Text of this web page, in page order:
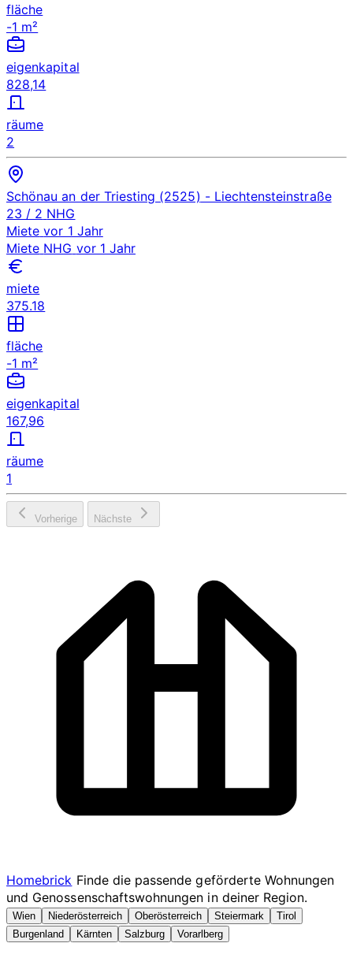
fläche
-1 m²
eigenkapital
828,14
räume
2
Schönau an der Triesting (2525) - Liechtensteinstraße
23 / 2 NHG
Miete vor 1 Jahr
Miete NHG vor 1 Jahr
miete
375.18
fläche
-1 m²
eigenkapital
167,96
räume
1
Vorherige Nächste
Homebrick Finde die passende geförderte Wohnungen
und Genossenschaftswohnungen in deiner Region.
Wien Niederösterreich Oberösterreich Steiermark
Tirol
Burgenland
Kärnten Salzburg Vorarlberg